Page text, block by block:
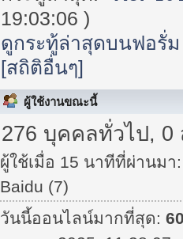
19:03:06 )
ดูกระทู้ล่าสุดบนฟอรั่ม
[สถิติอื่นๆ]
ผู้ใช้งานขณะนี้
276 บุคคลทั่วไป, 0
ผู้ใช้เมื่อ 15 นาทีที่ผ่านมา:
Baidu (7)
วันนี้ออนไลน์มากที่สุด: